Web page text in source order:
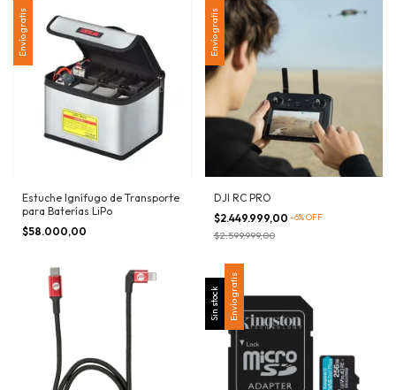
Envío gratis
Estuche Ignífugo de Transporte
para Baterías LiPo
$58.000,00
Envío gratis
DJI RC PRO
$2.449.999,00 -6%OFF
$2.599.999,00
Sin stock Envío gratis